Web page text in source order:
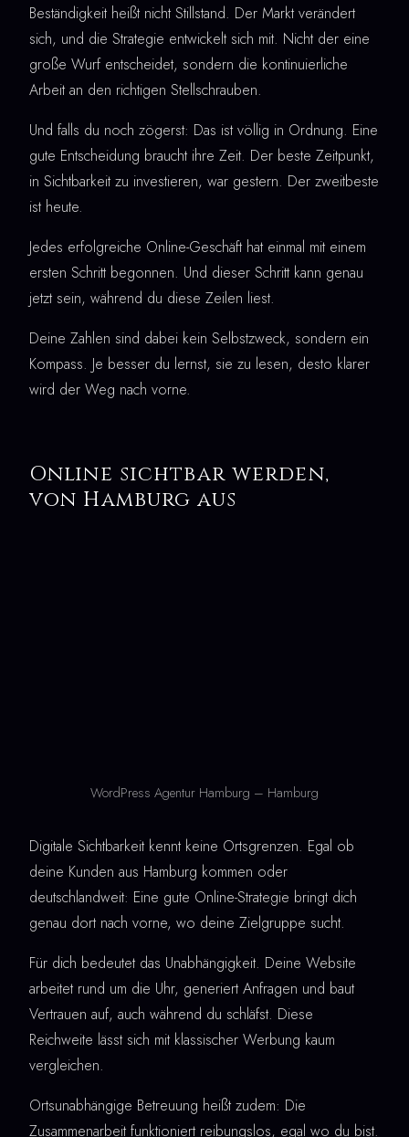
Beständigkeit heißt nicht Stillstand. Der Markt verändert
sich, und die Strategie entwickelt sich mit. Nicht der eine
große Wurf entscheidet, sondern die kontinuierliche
Arbeit an den richtigen Stellschrauben.
Und falls du noch zögerst: Das ist völlig in Ordnung. Eine
gute Entscheidung braucht ihre Zeit. Der beste Zeitpunkt,
in Sichtbarkeit zu investieren, war gestern. Der zweitbeste
ist heute.
Jedes erfolgreiche Online-Geschäft hat einmal mit einem
ersten Schritt begonnen. Und dieser Schritt kann genau
jetzt sein, während du diese Zeilen liest.
Deine Zahlen sind dabei kein Selbstzweck, sondern ein
Kompass. Je besser du lernst, sie zu lesen, desto klarer
wird der Weg nach vorne.
Online sichtbar werden,
von Hamburg aus
WordPress Agentur Hamburg – Hamburg
Digitale Sichtbarkeit kennt keine Ortsgrenzen. Egal ob
deine Kunden aus Hamburg kommen oder
deutschlandweit: Eine gute Online-Strategie bringt dich
genau dort nach vorne, wo deine Zielgruppe sucht.
Für dich bedeutet das Unabhängigkeit. Deine Website
arbeitet rund um die Uhr, generiert Anfragen und baut
Vertrauen auf, auch während du schläfst. Diese
Reichweite lässt sich mit klassischer Werbung kaum
vergleichen.
Ortsunabhängige Betreuung heißt zudem: Die
Zusammenarbeit funktioniert reibungslos, egal wo du bist.